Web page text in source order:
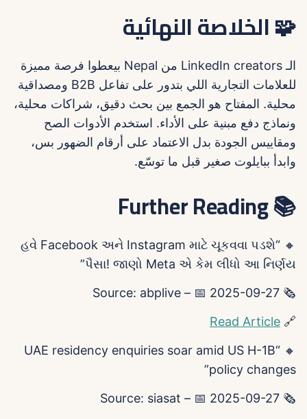
🧩 الخلاصة النهائية
الـ LinkedIn creators من Nepal بيعطوا فرصة مميزة
للعلامات التجارية اللي بتدور على تفاعل B2B ومصداقية
محلية. المفتاح هو الجمع بين بحث دقيق، شراكات محلية،
ونماذج دفع مبنية على الأداء. استخدم الأدوات الصح
ومقاييس الجودة بدل الاعتماد على أرقام الضهور بس،
وابدأ ببايلوت صغير قبل ما توسّع.
📚 Further Reading
🔸 “હવે Facebook અને Instagram માટે ચૂકવવા પડશે
પૈસા! જાણો Meta એ કેમ લીધો આ નિર્ણય”
🗞️ Source: abplive – 📅 2025-09-27
🔗
Read Article
🔸 “UAE residency enquiries soar amid US H-1B
policy changes”
🗞️ Source: siasat – 📅 2025-09-27